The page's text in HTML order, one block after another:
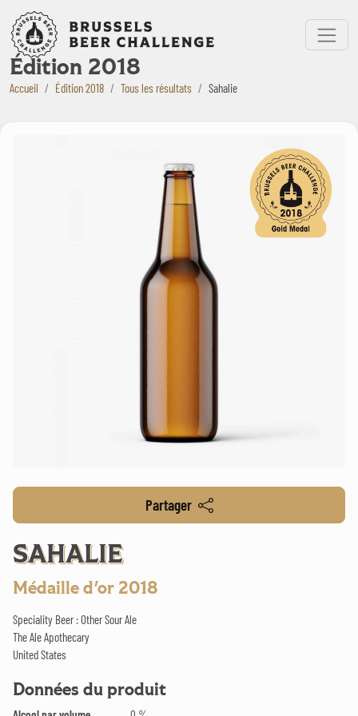
Bruxelles Beer Challenge
Menu
Édition 2018
Accueil Édition 2018 Tous les résultats Sahalie
Partager
SAHALIE
Médaille d'or 2018
Speciality Beer : Other Sour Ale
The Ale Apothecary
United States
Données du produit